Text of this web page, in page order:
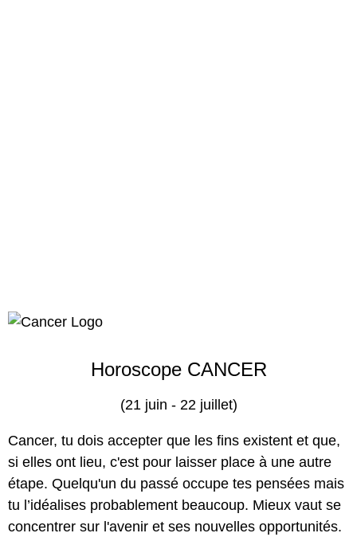
Horoscope CANCER
(21 juin - 22 juillet)
Cancer, tu dois accepter que les fins existent et que,
si elles ont lieu, c'est pour laisser place à une autre
étape. Quelqu'un du passé occupe tes pensées mais
tu l’idéalises probablement beaucoup. Mieux vaut se
concentrer sur l'avenir et ses nouvelles opportunités.